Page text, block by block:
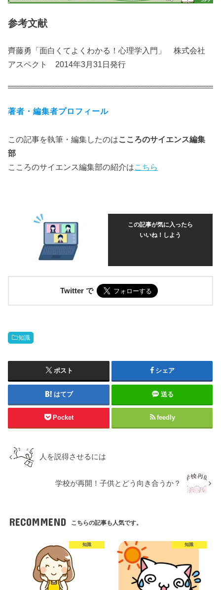
参考文献
齊藤勇「面白くてよくわかる！心理学入門」 株式会社
アスペクト 2014年3月31日発行
著者・編集者プロフィール
この記事を執筆・編集したのはこころのサイエンス編集
部
こころのサイエンス編集部の紹介はこちら
この記事が気に入ったら
いいね！しよう
Twitter で
知識
ポスト シェア
はてブ 送る
Pocket feedly
人を説得させるには
学校が再開！子供とどう向き合うか？
RECOMMEND こちらの記事も人気です。
知識 知識